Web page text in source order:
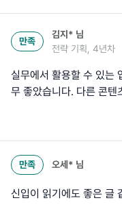
만족
김지* 님
전략 기획, 4년차
실무에서 활용할 수 있는
무 좋았습니다. 다른 콘텐
만족 오세* 님
신입이 읽기에도 좋은 글